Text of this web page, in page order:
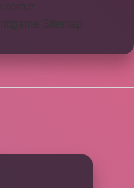
nttgame Sitemap